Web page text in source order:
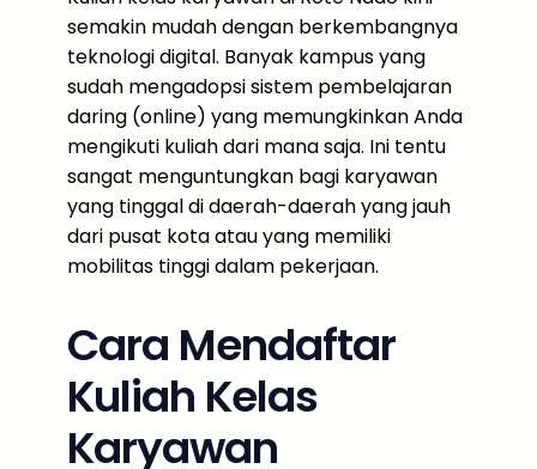
semakin mudah dengan berkembangnya
teknologi digital. Banyak kampus yang
sudah mengadopsi sistem pembelajaran
daring (online) yang memungkinkan Anda
mengikuti kuliah dari mana saja. Ini tentu
sangat menguntungkan bagi karyawan
yang tinggal di daerah-daerah yang jauh
dari pusat kota atau yang memiliki
mobilitas tinggi dalam pekerjaan.
Cara Mendaftar
Kuliah Kelas
Karyawan